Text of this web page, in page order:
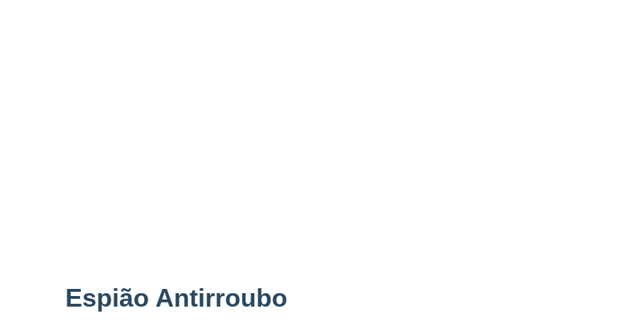
Espião Antirroubo